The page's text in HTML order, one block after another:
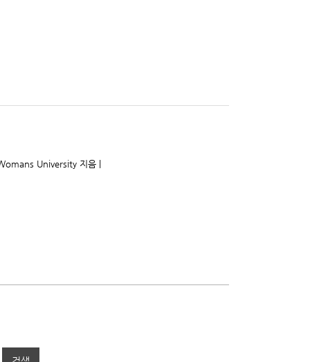
University 지음 |